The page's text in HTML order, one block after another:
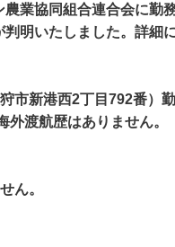
業協同組合連合会に勤
明いたしました。詳細
市新港西2丁目 792番）
渡航歴はありません。
ん。